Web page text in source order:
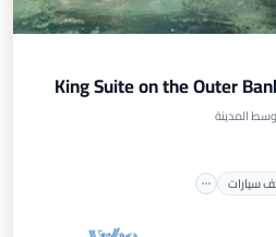
King Suite on the Outer
سيارات
موقف سيارات
تراس